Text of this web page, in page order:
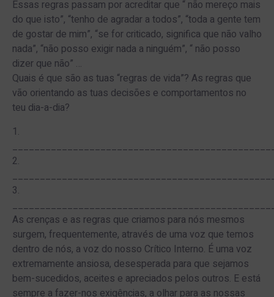
Essas regras passam por acreditar que “ não mereço mais
do que isto”, “tenho de agradar a todos”, “toda a gente tem
de gostar de mim”, “se for criticado, significa que não valho
nada”, “não posso exigir nada a ninguém”, “ não posso
dizer que não” …
Quais é que são as tuas “regras de vida”? As regras que
vão orientando as tuas decisões e comportamentos no
teu dia-a-dia?
1.
2.
3.
As crenças e as regras que criamos para nós mesmos
surgem, frequentemente, através de uma voz que temos
dentro de nós, a voz do nosso Crítico Interno. É uma voz
extremamente ansiosa, desesperada para que sejamos
bem-sucedidos, aceites e apreciados pelos outros. E está
sempre a fazer-nos exigências, a olhar para as nossas